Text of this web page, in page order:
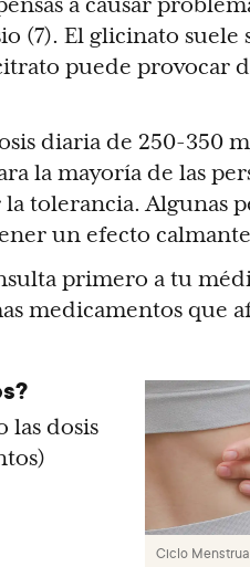
(7). El glicinato suele
puede provocar
diaria de 250-350
la mayoría de las
tolerancia. Algunas
un efecto
primero a tu
medicamentos que
Ciclo
las dosis